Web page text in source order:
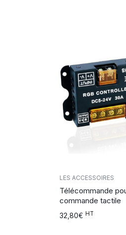
LES ACCESSOIRES
Télécommande
commande tactile
32,80€ HT